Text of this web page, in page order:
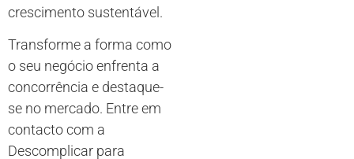
crescimento sustentável.
Transforme a forma como
o seu negócio enfrenta a
concorrência e destaque-
se no mercado. Entre em
contacto com a
Descomplicar para